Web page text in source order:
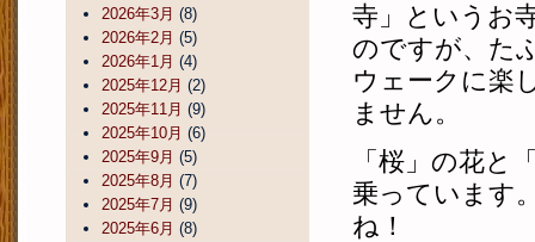
寺」というお
のですが、た
ウェークに楽
ません。
「桜」の花と
乗っています
ね！
2026年3月 (8)
2026年2月 (5)
2026年1月 (4)
2025年12月 (2)
2025年11月 (9)
2025年10月 (6)
2025年9月 (5)
2025年8月 (7)
2025年7月 (9)
2025年6月 (8)